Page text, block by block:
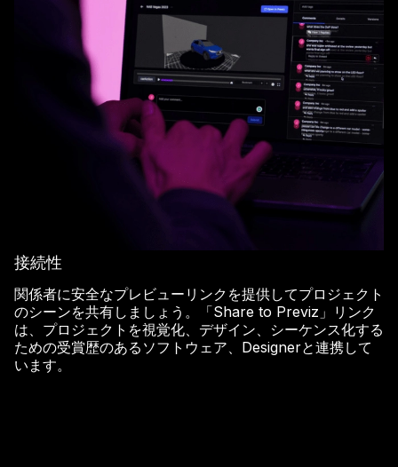
接続性
関係者に安全なプレビューリンクを提供してプロジェクト
のシーンを共有しましょう。「Share to Previz」リンク
は、プロジェクトを視覚化、デザイン、シーケンス化する
ための受賞歴のあるソフトウェア、Designerと連携して
います。